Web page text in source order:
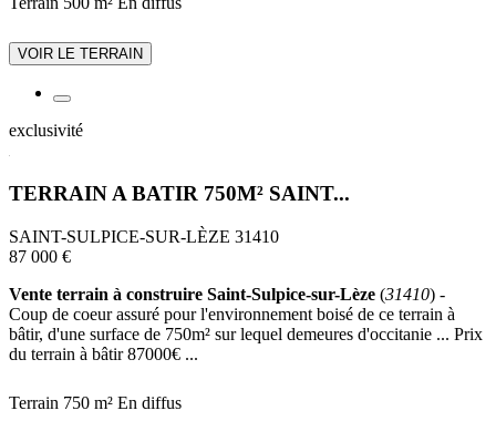
VOIR LE TERRAIN
exclusivité
TERRAIN A BATIR 750M² SAINT...
SAINT-SULPICE-SUR-LÈZE 31410
87 000 €
Vente terrain à construire Saint-Sulpice-sur-Lèze (31410) -
Coup de coeur assuré pour l'environnement boisé de ce terrain à
bâtir, d'une surface de 750m² sur lequel demeures d'occitanie ... Prix
du terrain à bâtir 87000€ ...
Terrain 750 m² En diffus